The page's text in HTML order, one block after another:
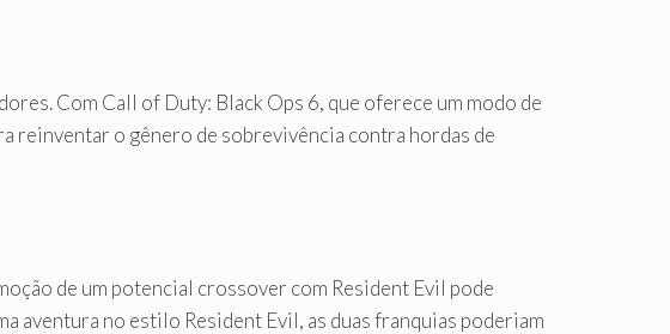
Com Call of Duty: Black Ops 6, que oferece um modo de
reinventar o gênero de sobrevivência contra hordas de
de um potencial crossover com Resident Evil pode
aventura no estilo Resident Evil, as duas franquias poderiam